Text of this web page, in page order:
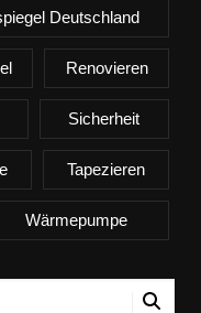
Deutschland
Renovieren
Sicherheit
Tapezieren
Wärmepumpe